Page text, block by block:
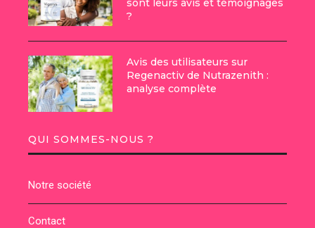
sont leurs avis et témoignages
?
Avis des utilisateurs sur
Regenactiv de Nutrazenith :
analyse complète
QUI SOMMES-NOUS ?
Notre société
Contact